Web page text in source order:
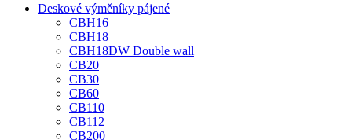
Deskové výměníky pájené
CBH16
CBH18
CBH18DW Double wall
CB20
CB30
CB60
CB110
CB112
CB200